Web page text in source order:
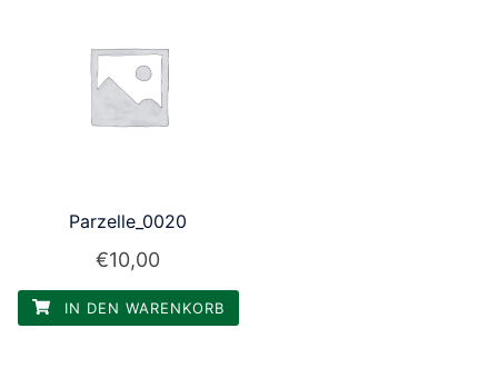
Parzelle_0020
€10,00
IN DEN WARENKORB